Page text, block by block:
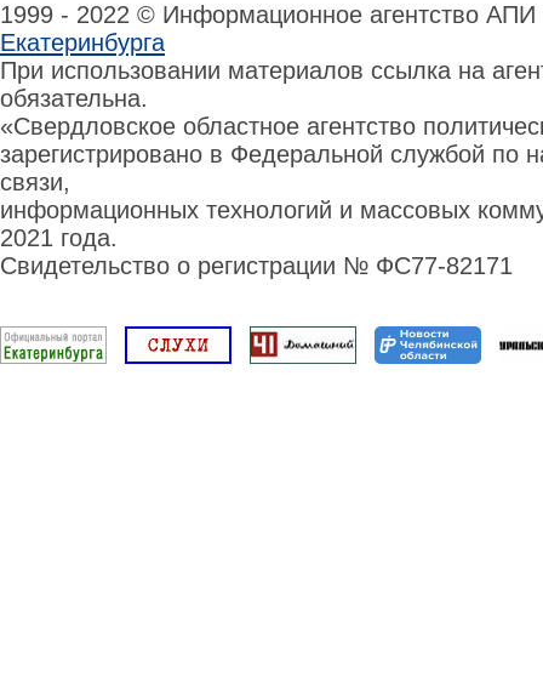
1999 - 2022 © Информационное агентство
Екатеринбурга
При использовании материалов ссылка на
обязательна.
«Свердловское областное агентство
зарегистрировано в Федеральной службой по
связи,
информационных технологий и массовых
2021 года.
Свидетельство о регистрации № ФС77-82171